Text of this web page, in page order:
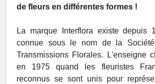
de fleurs en différentes formes !
La marque Interflora existe depuis
connue sous le nom de la
Transmissions Florales. L'enseigne
en 1975 quand les fleuristes
reconnus se sont unis pour